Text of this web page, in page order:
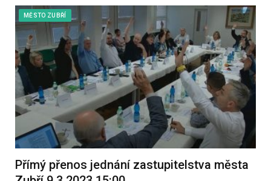
MĚSTO ZUBŘÍ
Přímý přenos jednání zastupitelstva města